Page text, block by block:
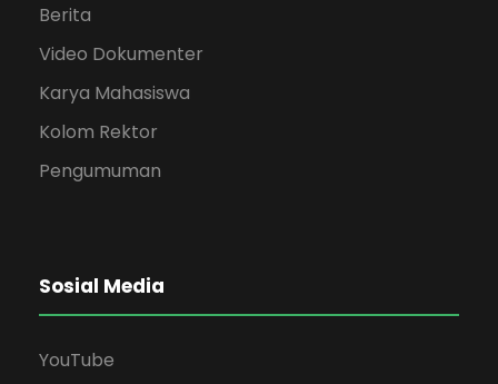
Berita
Video Dokumenter
Karya Mahasiswa
Kolom Rektor
Pengumuman
Sosial Media
YouTube